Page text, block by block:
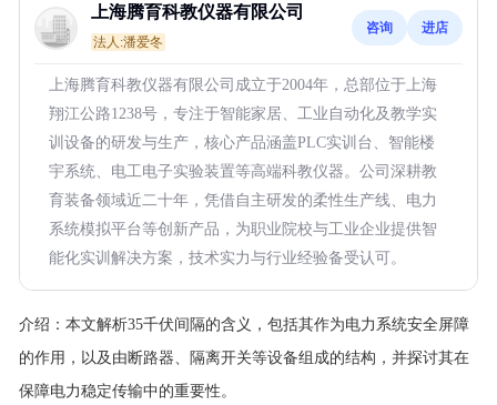
上海腾育科教仪器有限公司
法人:潘爱冬
咨询 进店
上海腾育科教仪器有限公司成立于2004年，总部位于上海
翔江公路1238号，专注于智能家居、工业自动化及教学实
训设备的研发与生产，核心产品涵盖PLC实训台、智能楼
宇系统、电工电子实验装置等高端科教仪器。公司深耕教
育装备领域近二十年，凭借自主研发的柔性生产线、电力
系统模拟平台等创新产品，为职业院校与工业企业提供智
能化实训解决方案，技术实力与行业经验备受认可。
介绍： 本文解析35千伏间隔的含义，包括其作为电力系统安全屏障
的作用，以及由断路器、隔离开关等设备组成的结构，并探讨其在
保障电力稳定传输中的重要性。